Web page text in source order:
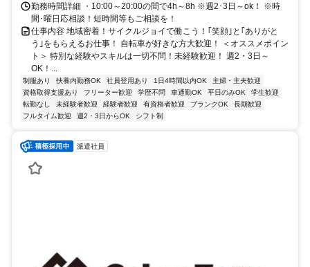
勤務時間詳細 ・10:00～20:00の間で4h～8h ※週2･3日～ok！ ※時
間･曜日応相談！短時間等もご相談を！
仕事内容 地域密着！サイクルジョイで働こう！｢笑顔｣と｢ありがと
う｣をもらえるお仕事！ 自転車が好きな方大歓迎！ ＜オススメポイン
ト＞ 特別な経験やスキルは一切不問！未経験歓迎！ 週2・3日～
OK！...
制服あり 扶養内勤務OK 社員登用あり 1日4時間以内OK
主婦・主夫歓迎
資格取得支援あり
フリーター歓迎 学歴不問 車通勤OK 平日のみOK
学生歓迎
転勤なし
未経験者歓迎 経験者歓迎 有資格者歓迎 ブランクOK
長期歓迎
フルタイム歓迎
週2・3日からOK シフト制
派遣社員